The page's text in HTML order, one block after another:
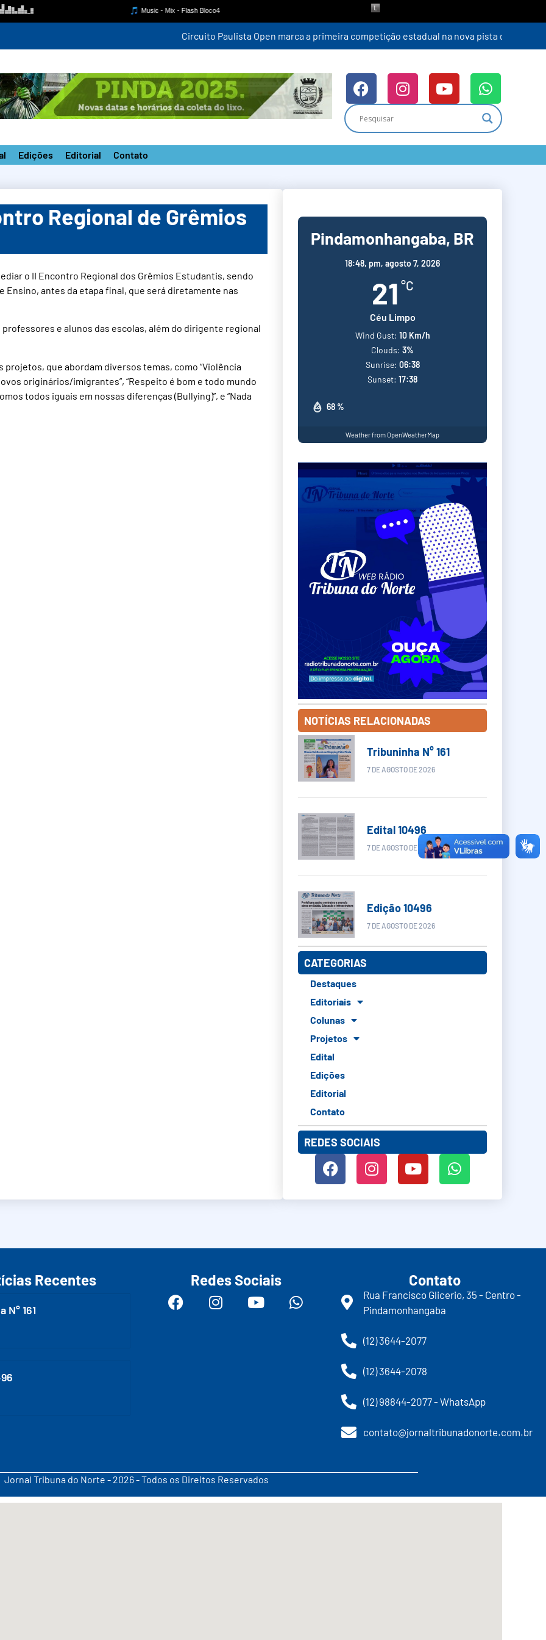
estadual na nova pista do ‘João do Pulo’
Edições Editorial Contato
Regional de Grêmios
o II Encontro Regional dos Grêmios Estudantis, sendo
antes da etapa final, que será diretamente nas
e alunos das escolas, além do dirigente regional
que abordam diversos temas, como “Violência
originários/imigrantes”, “Respeito é bom e todo mundo
todos iguais em nossas diferenças (Bullying)”, e “Nada
Pindamonhangaba, BR
18:48, pm, agosto 7, 2026
21 °C
Céu Limpo
68 %
Wind Gust: 10 Km/h
Clouds: 3%
Sunrise: 06:38
Sunset: 17:38
Weather from OpenWeatherMap
NOTÍCIAS RELACIONADAS
Tribuninha N° 161
7 DE AGOSTO DE 2026
Edital 10496
7 DE AGOSTO DE 2026
Edição 10496
7 DE AGOSTO DE 2026
CATEGORIAS
Destaques
Editoriais
Colunas
Projetos
Edital
Edições
Editorial
Contato
REDES SOCIAIS
Recentes
N° 161
Redes Sociais Contato
Rua Francisco Glicerio, 35 - Centro -
Pindamonhangaba
(12) 3644-2077
(12) 3644-2078
(12) 98844-2077 - WhatsApp
contato@jornaltribunadonorte.com.br
Jornal Tribuna do Norte - 2026 - Todos os Direitos Reservados